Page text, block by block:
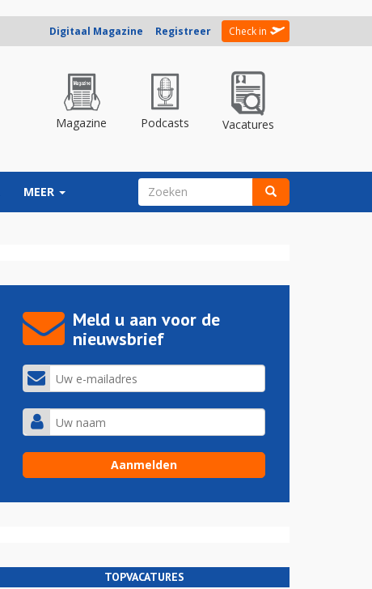
Digitaal Magazine Registreer Check in
Magazine Podcasts Vacatures
MEER ZOEKVELD
Meld u aan voor de
nieuwsbrief
TOPVACATURES